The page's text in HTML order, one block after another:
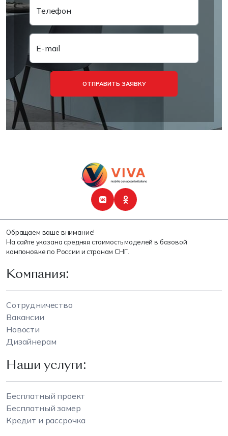
Телефон
E-mail
ОТПРАВИТЬ ЗАЯВКУ
Обращаем ваше внимание!
На сайте указана средняя стоимость моделей в базовой
компоновке по России и странам СНГ.
Компания:
Сотрудничество
Вакансии
Новости
Дизайнерам
Наши услуги:
Бесплатный проект
Бесплатный замер
Кредит и рассрочка